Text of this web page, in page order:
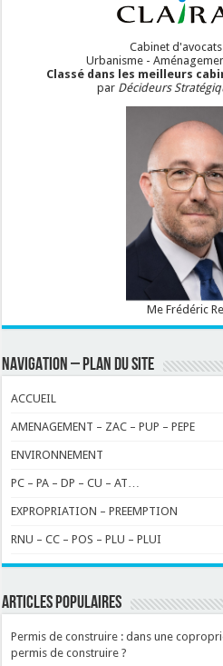
Cabinet
Urbanisme -
Classé dans les meilleurs
par Décideurs
Me Frédéric
NAVIGATION – PLAN DU SITE
ACCUEIL
AMENAGEMENT – ZAC – PUP – PEPE
ENVIRONNEMENT
PC – PA – DP – CU – AT…
EXPROPRIATION – PREEMPTION
RNU – CC – POS – PLU – PLUI
ARTICLES POPULAIRES
Permis de construire : dans une
permis de construire ?